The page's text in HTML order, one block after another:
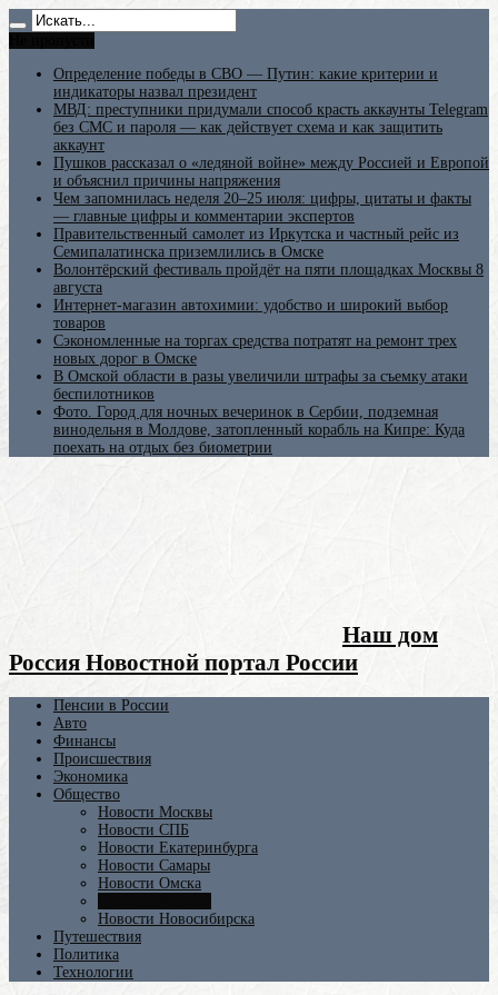
Определение победы в СВО — Путин: какие критерии и
индикаторы назвал президент
МВД: преступники придумали способ красть аккаунты Telegram
без СМС и пароля — как действует схема и как защитить
аккаунт
Пушков рассказал о «ледяной войне» между Россией и Европой
и объяснил причины напряжения
Чем запомнилась неделя 20–25 июля: цифры, цитаты и факты
— главные цифры и комментарии экспертов
Правительственный самолет из Иркутска и частный рейс из
Семипалатинска приземлились в Омске
Волонтёрский фестиваль пройдёт на пяти площадках Москвы 8
августа
Интернет-магазин автохимии: удобство и широкий выбор
товаров
Сэкономленные на торгах средства потратят на ремонт трех
новых дорог в Омске
В Омской области в разы увеличили штрафы за съемку атаки
беспилотников
Фото. Город для ночных вечеринок в Сербии, подземная
винодельня в Молдове, затопленный корабль на Кипре: Куда
поехать на отдых без биометрии
Наш дом
Россия Новостной портал России
Пенсии в России
Авто
Финансы
Происшествия
Экономика
Общество
Новости Москвы
Новости СПБ
Новости Екатеринбурга
Новости Самары
Новости Омска
Новости Новосибирска
Путешествия
Политика
Технологии